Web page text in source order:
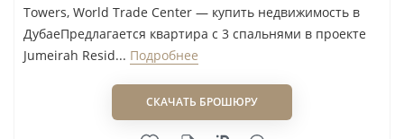
Towers, World Trade Center — купить недвижимость в
ДубаеПредлагается квартира с 3 спальнями в проекте
Jumeirah Resid... Подробнее
СКАЧАТЬ БРОШЮРУ